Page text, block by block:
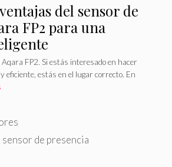
del sensor de
FP2 para una
FP2. Si estás interesado en hacer
eficiente, estás en el lugar correcto. En
sensor de presencia